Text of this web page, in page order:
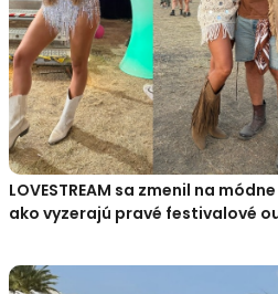
LOVESTREAM sa zmenil na
ako vyzerajú pravé festivalové